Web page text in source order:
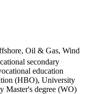
Oil & Gas, Wind
secondary
education
(HBO), University
Master's degree (WO)